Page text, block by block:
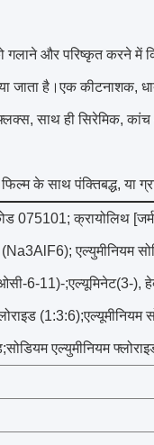
गलाने और परिष्कृत करने में
जाता है।एक कीटनाशक,
साथ ही सिरेमिक, कांच
फिल्म के साथ पंक्तिबद्ध,
075101; क्रायोलिथ
(Na3AlF6); एल्युमीनियम
6-11)-;एल्यूमिनेट(3-),
(1:3:6);एल्यूमीनियम
एल्युमीनियम